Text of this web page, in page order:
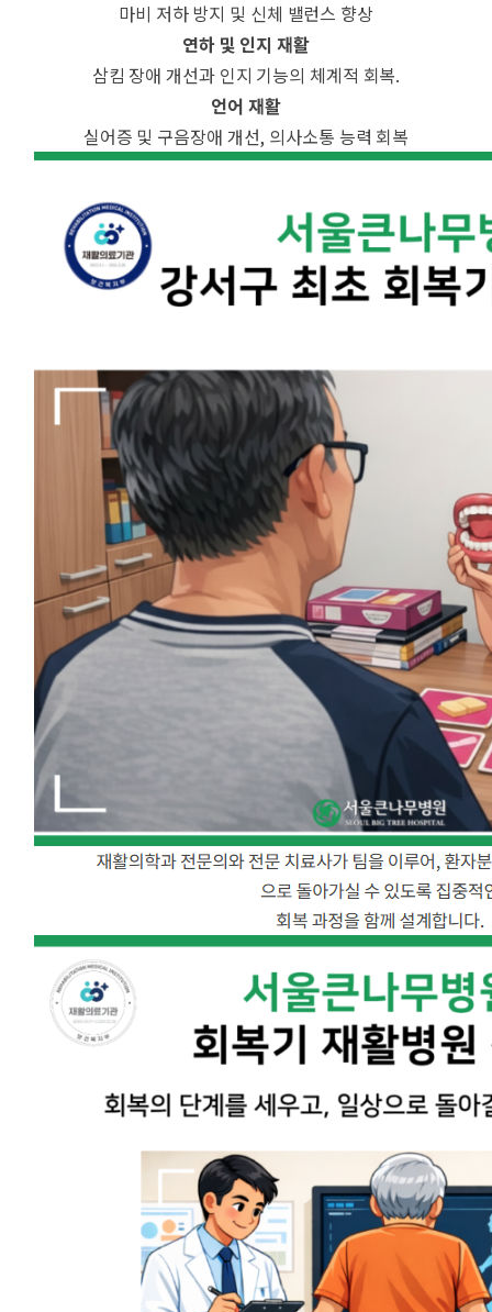
마비 저하 방지 및 신체 밸런스 향상
연하 및 인지 재활
삼킴 장애 개선과 인지 기능의 체계적 회복.
언어 재활
실어증 및 구음장애 개선, 의사소통 능력 회복